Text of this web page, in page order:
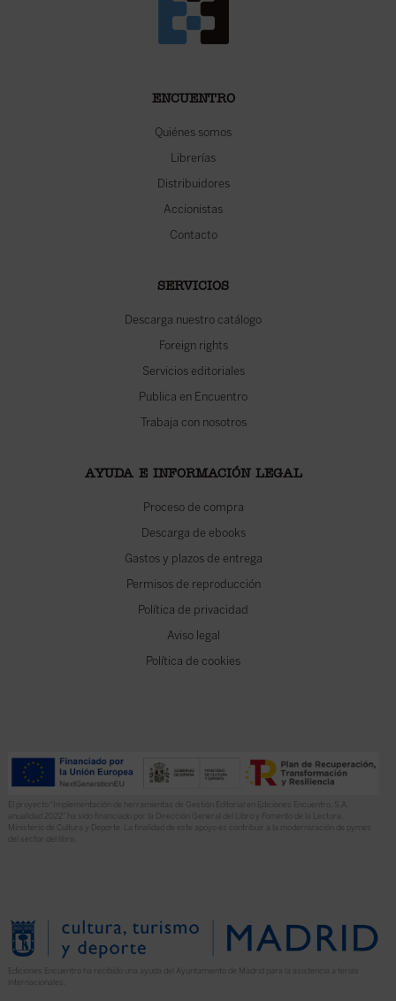
ENCUENTRO
Quiénes somos
Librerías
Distribuidores
Accionistas
Contacto
SERVICIOS
Descarga nuestro catálogo
Foreign rights
Servicios editoriales
Publica en Encuentro
Trabaja con nosotros
AYUDA E INFORMACIÓN LEGAL
Proceso de compra
Descarga de ebooks
Gastos y plazos de entrega
Permisos de reproducción
Política de privacidad
Aviso legal
Política de cookies
El proyecto “Implementación de herramientas de Gestión Editorial en Ediciones Encuentro, S.A.
anualidad 2022” ha sido financiado por la Dirección General del Libro y Fomento de la Lectura,
Ministerio de Cultura y Deporte. La finalidad de este apoyo es contribuir a la modernización de pymes
del sector del libro.
Ediciones Encuentro ha recibido una ayuda del Ayuntamiento de Madrid para la asistencia a ferias